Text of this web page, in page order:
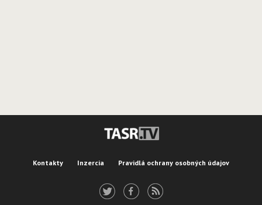
Kontakty Inzercia Pravidlá ochrany osobných údajov